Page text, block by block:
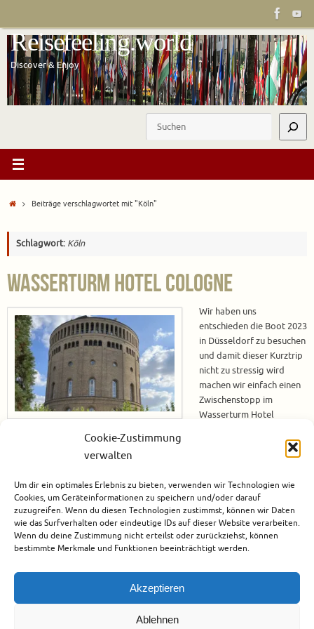
Cookie-Zustimmung
verwalten
Um dir ein optimales Erlebnis zu bieten, verwenden wir Technologien wie
Cookies, um Geräteinformationen zu speichern und/oder darauf
zuzugreifen. Wenn du diesen Technologien zustimmst, können wir Daten
wie das Surfverhalten oder eindeutige IDs auf dieser Website verarbeiten.
Wenn du deine Zustimmung nicht erteilst oder zurückziehst, können
bestimmte Merkmale und Funktionen beeinträchtigt werden.
Akzeptieren
Ablehnen
springen
Reisefeeling.world
Discover & Enjoy
StartBeiträge verschlagwortet mit "Köln"
Schlagwort: Köln
Wasserturm Hotel Cologne
Wir haben uns
entschieden die Boot 2023
in Düsseldorf zu besuchen
und damit dieser Kurztrip
nicht zu stressig wird
machen wir einfach einen
Zwischenstopp im
Wasserturm Hotel
wir uns vor dem Messebesuch ausruhen und den Abend in Köln genießen.
Wir waren im letzten Jahr bereits in diesem Hotel und haben uns eine
werde ich das Video der…
Weiterlesen
Februar 19, 2023 Deutschland,Europa,Hotels,Köln 0